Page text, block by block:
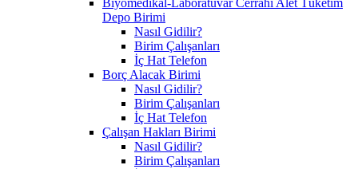
Depo Birimi
Nasıl Gidilir?
Birim Çalışanları
İç Hat Telefon
Borç Alacak Birimi
Nasıl Gidilir?
Birim Çalışanları
İç Hat Telefon
Çalışan Hakları Birimi
Nasıl Gidilir?
Birim Çalışanları